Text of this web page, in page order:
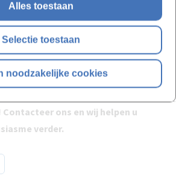
Alles toestaan
Selectie toestaan
noodzakelijke cookies
over deze
Contacteer ons en wij helpen u
verder.